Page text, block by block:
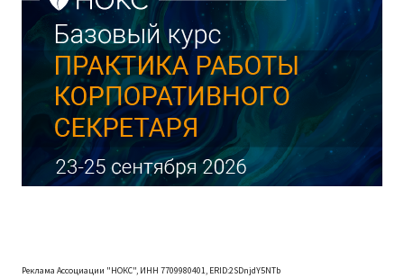
Реклама Ассоциации "НОКС", ИНН 7709980401, ERID:2SDnjdY5NTb